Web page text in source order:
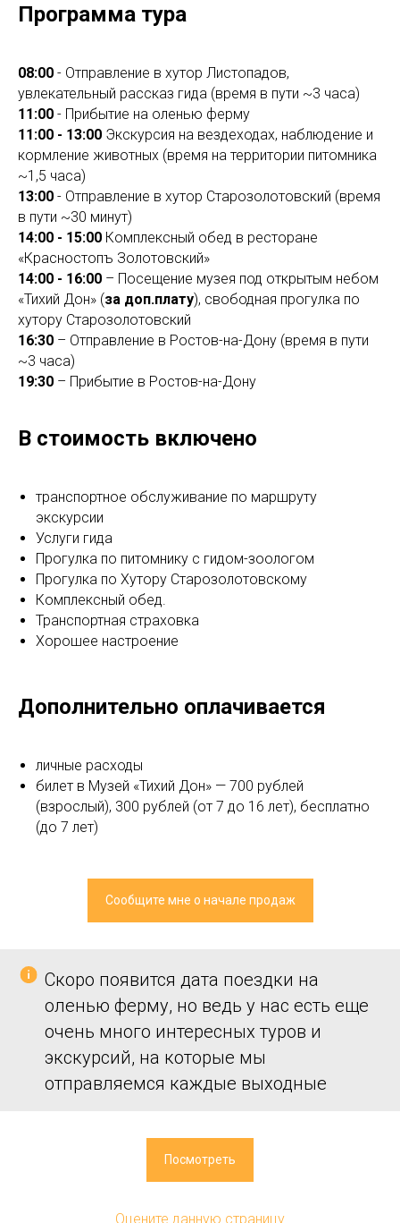
Программа тура
08:00 - Отправление в хутор Листопадов,
увлекательный рассказ гида (время в пути ~3 часа)
11:00 - Прибытие на оленью ферму
11:00 - 13:00 Экскурсия на вездеходах, наблюдение и
кормление животных (время на территории питомника
~1,5 часа)
13:00 - Отправление в хутор Старозолотовский (время
в пути ~30 минут)
14:00 - 15:00 Комплексный обед в ресторане
«Красностопъ Золотовский»
14:00 - 16:00 – Посещение музея под открытым небом
«Тихий Дон» (за доп.плату), свободная прогулка по
хутору Старозолотовский
16:30 – Отправление в Ростов-на-Дону (время в пути
~3 часа)
19:30 – Прибытие в Ростов-на-Дону
В стоимость включено
транспортное обслуживание по маршруту
экскурсии
Услуги гида
Прогулка по питомнику с гидом-зоологом
Прогулка по Хутору Старозолотовскому
Комплексный обед.
Транспортная страховка
Хорошее настроение
Дополнительно оплачивается
личные расходы
билет в Музей «Тихий Дон» — 700 рублей
(взрослый), 300 рублей (от 7 до 16 лет), бесплатно
(до 7 лет)
Сообщите мне о начале продаж
Скоро появится дата поездки на
оленью ферму, но ведь у нас есть еще
очень много интересных туров и
экскурсий, на которые мы
отправляемся каждые выходные
Посмотреть
Оцените данную страницу